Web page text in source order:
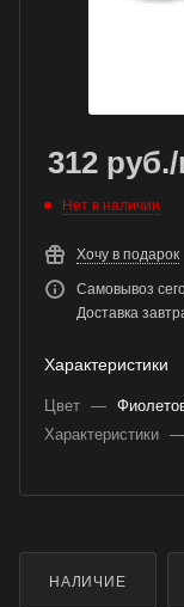
312 руб.
Нет в наличии
Хочу в подарок
Самовывоз
Доставка
Характеристики
Цвет —
Характеристики —
НАЛИЧИЕ